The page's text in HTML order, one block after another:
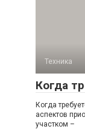
Техника
Когда
Когда
аспектов
участком –